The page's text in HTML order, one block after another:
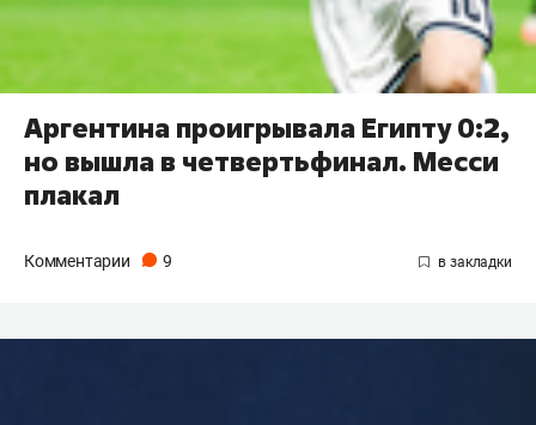
Аргентина проигрывала Египту 0:2,
но вышла в четвертьфинал. Месси
плакал
Комментарии 9